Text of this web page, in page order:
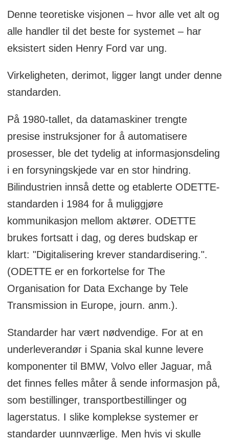
DagensLogistik.se. Du kan lese
originalversjonenher.
Denne teoretiske visjonen – hvor alle vet alt og
alle handler til det beste for systemet – har
eksistert siden Henry Ford var ung.
Virkeligheten, derimot, ligger langt under denne
standarden.
På 1980-tallet, da datamaskiner trengte
presise instruksjoner for å automatisere
prosesser, ble det tydelig at informasjonsdeling
i en forsyningskjede var en stor hindring.
Bilindustrien innså dette og etablerte ODETTE-
standarden i 1984 for å muliggjøre
kommunikasjon mellom aktører. ODETTE
brukes fortsatt i dag, og deres budskap er
klart: "Digitalisering krever standardisering.".
(ODETTE er en forkortelse for The
Organisation for Data Exchange by Tele
Transmission in Europe, journ. anm.).
Standarder har vært nødvendige. For at en
underleverandør i Spania skal kunne levere
komponenter til BMW, Volvo eller Jaguar, må
det finnes felles måter å sende informasjon på,
som bestillinger, transportbestillinger og
lagerstatus. I slike komplekse systemer er
standarder uunnværlige. Men hvis vi skulle